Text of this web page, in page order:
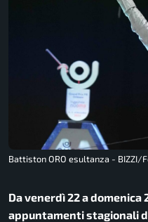
Battiston ORO esultanza - BIZZI/
Da venerdì 22 a domenica
appuntamenti stagionali